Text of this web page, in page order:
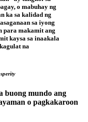
o mabuhay ng
ka sa kalidad ng
sa iyong
para makamit ang
kaysa sa inaakala
na
buong mundo ang
o pagkakaroon